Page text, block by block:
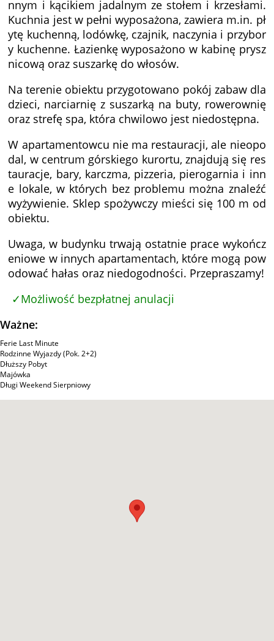
nnym i kącikiem jadalnym ze stołem i krzesłami.
Kuchnia jest w pełni wyposażona, zawiera m.in. pł
ytę kuchenną, lodówkę, czajnik, naczynia i przybor
y kuchenne. Łazienkę wyposażono w kabinę prysz
nicową oraz suszarkę do włosów.
Na terenie obiektu przygotowano pokój zabaw dla
dzieci, narciarnię z suszarką na buty, rowerownię
oraz strefę spa, która chwilowo jest niedostępna.
W apartamentowcu nie ma restauracji, ale nieopo
dal, w centrum górskiego kurortu, znajdują się res
tauracje, bary, karczma, pizzeria, pierogarnia i inn
e lokale, w których bez problemu można znaleźć
wyżywienie. Sklep spożywczy mieści się 100 m od
obiektu.
Uwaga, w budynku trwają ostatnie prace wykończ
eniowe w innych apartamentach, które mogą pow
odować hałas oraz niedogodności. Przepraszamy!
Możliwość bezpłatnej anulacji
Ważne:
Ferie Last Minute
Rodzinne Wyjazdy (Pok. 2+2)
Dłuższy Pobyt
Majówka
Długi Weekend Sierpniowy